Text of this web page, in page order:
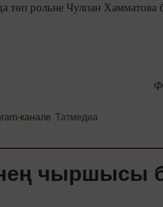
рольне Чулпан Хамматова
канале Татмедиа
чыршысы